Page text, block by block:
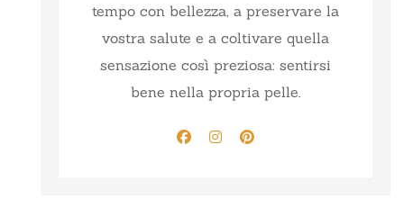
tempo con bellezza, a preservare la
vostra salute e a coltivare quella
sensazione così preziosa: sentirsi
bene nella propria pelle.